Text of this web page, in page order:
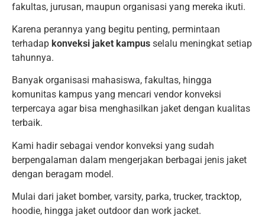
fakultas, jurusan, maupun organisasi yang mereka ikuti.
Karena perannya yang begitu penting, permintaan
terhadap konveksi jaket kampus selalu meningkat setiap
tahunnya.
Banyak organisasi mahasiswa, fakultas, hingga
komunitas kampus yang mencari vendor konveksi
terpercaya agar bisa menghasilkan jaket dengan kualitas
terbaik.
Kami hadir sebagai vendor konveksi yang sudah
berpengalaman dalam mengerjakan berbagai jenis jaket
dengan beragam model.
Mulai dari jaket bomber, varsity, parka, trucker, tracktop,
hoodie, hingga jaket outdoor dan work jacket.